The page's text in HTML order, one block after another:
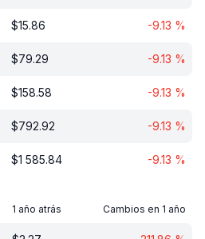
$15.86 -9.13 %
$79.29 -9.13 %
$158.58 -9.13 %
$792.92 -9.13 %
$1 585.84 -9.13 %
1 año atrás Cambios en 1 año